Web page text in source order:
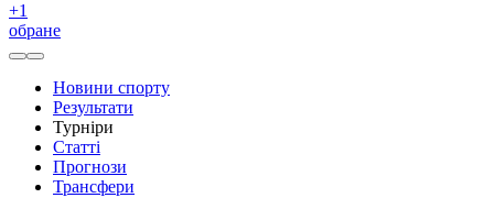
+1
обране
Новини спорту
Результати
Турніри
Статті
Прогнози
Трансфери